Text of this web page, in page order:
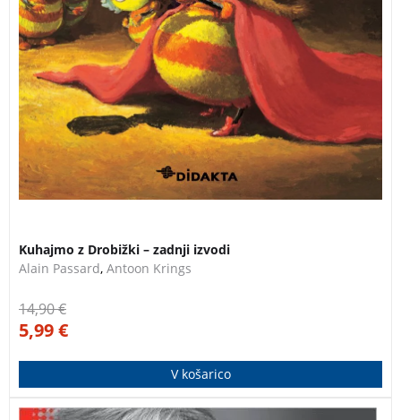
Kuhajmo z Drobižki – zadnji izvodi
Alain Passard, Antoon Krings
14,90€
5,99€
V košarico